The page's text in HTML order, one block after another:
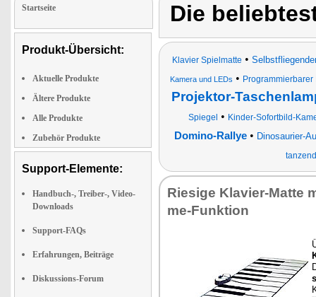
Startseite
Produkt-Übersicht:
Aktuelle Produkte
Ältere Produkte
Alle Produkte
Zubehör Produkte
Support-Elemente:
Handbuch-, Treiber-, Video-
Downloads
Support-FAQs
Erfahrungen, Beiträge
Diskussions-Forum
Die
Klavier Spielmatte •
Kamera und LEDs •
Projektor-
Spiegel • Kinder-Sofortbild-
Domino-Rallye• Dinosaurier-
Rie­si­ge Kla­vier-Mat­te
me-Funk­ti­on